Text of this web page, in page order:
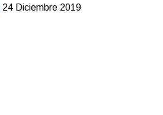
24 Diciembre 2019